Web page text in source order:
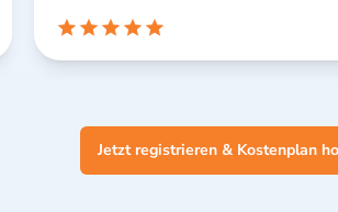
Jetzt registrieren & Kostenplan